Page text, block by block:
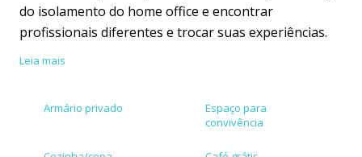
do isolamento do home office e encontrar
profissionais diferentes e trocar suas experiências.
inovador no centro da cidade e total estrutura para
Leia mais
Armário privado
Espaço para
convivência